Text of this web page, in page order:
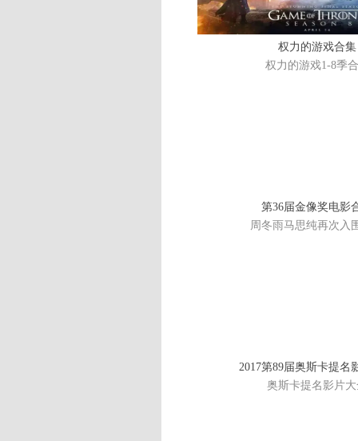
权力的游戏合集
权力的游戏1-8季
第36届金像奖电影
周冬雨马思纯再次入
2017第89届奥斯卡提名
奥斯卡提名影片